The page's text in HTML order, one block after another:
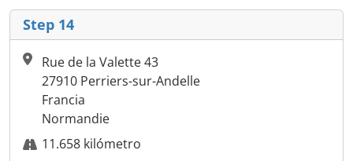
Step 14
Rue de la Valette 43
27910 Perriers-sur-Andelle
Francia
Normandie
11.658 kilómetro